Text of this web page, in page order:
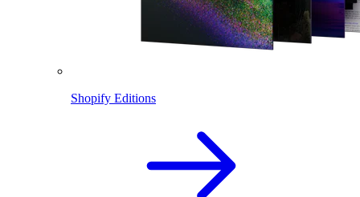
Shopify Editions